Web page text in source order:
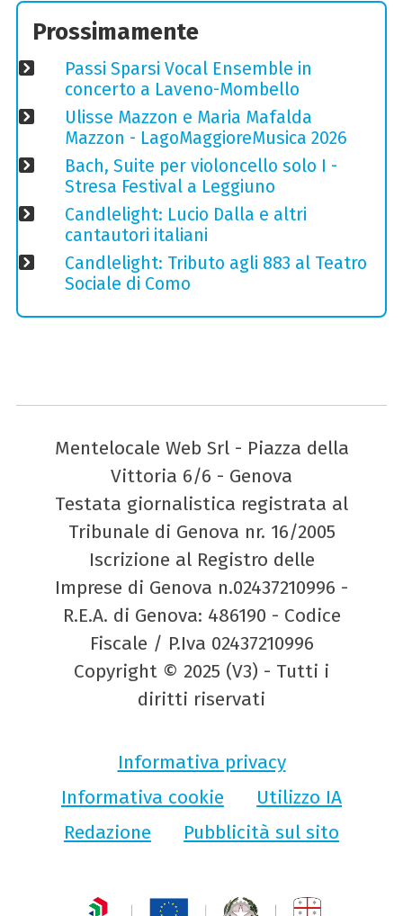
Prossimamente
Passi Sparsi Vocal Ensemble in
concerto a Laveno-Mombello
Ulisse Mazzon e Maria Mafalda
Mazzon - LagoMaggioreMusica 2026
Bach, Suite per violoncello solo I -
Stresa Festival a Leggiuno
Candlelight: Lucio Dalla e altri
cantautori italiani
Candlelight: Tributo agli 883 al Teatro
Sociale di Como
Mentelocale Web Srl - Piazza della
Vittoria 6/6 - Genova
Testata giornalistica registrata al
Tribunale di Genova nr. 16/2005
Iscrizione al Registro delle
Imprese di Genova n.02437210996 -
R.E.A. di Genova: 486190 - Codice
Fiscale / P.Iva 02437210996
Copyright © 2025 (V3) - Tutti i
diritti riservati
Informativa privacy
Informativa cookie
Utilizzo IA
Redazione
Pubblicità sul sito